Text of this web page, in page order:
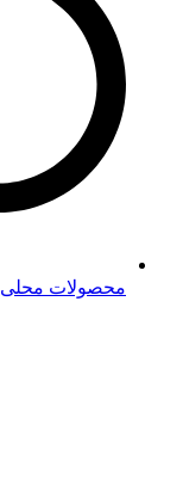
محصولات محلی